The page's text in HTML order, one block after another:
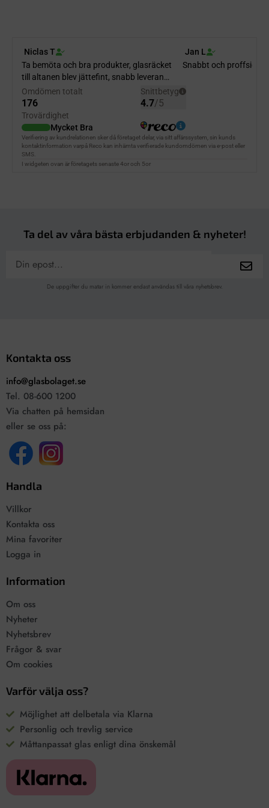
Ta del av våra bästa erbjudanden & nyheter!
De uppgifter du matar in kommer endast användas till våra nyhetsbrev.
Kontakta oss
info@glasbolaget.se
Tel. 08-600 1200
Via chatten på hemsidan
eller se oss på:
Handla
Villkor
Kontakta oss
Mina favoriter
Logga in
Information
Om oss
Nyheter
Nyhetsbrev
Frågor & svar
Om cookies
Varför välja oss?
Möjlighet att delbetala via Klarna
Personlig och trevlig service
Måttanpassat glas enligt dina önskemål